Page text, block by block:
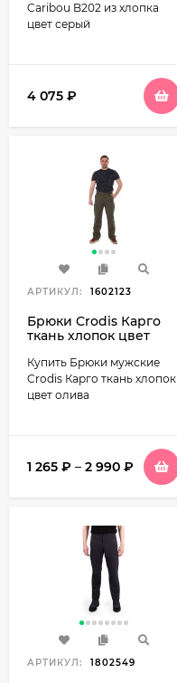
Caribou B202 из хлопка
цвет серый
4 075 ₽
АРТИКУЛ: 1602123
Брюки Crodis Карго
ткань хлопок цвет
Купить Брюки мужские
Crodis Карго ткань хлопок
цвет олива
1 265 ₽ – 2 990 ₽
АРТИКУЛ: 1802549